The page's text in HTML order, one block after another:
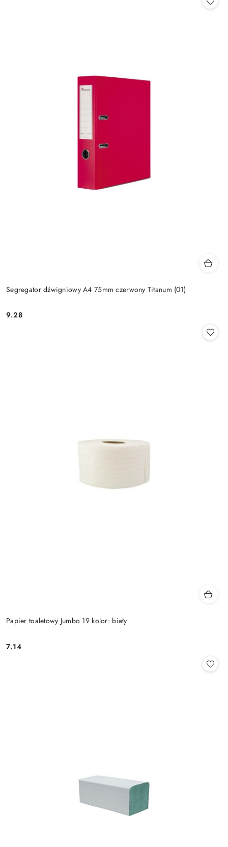
Segregator dźwigniowy A4 75mm czerwony Titanum (01)
Cena:
9.28
Papier toaletowy Jumbo 19 kolor: biały
Cena:
7.14